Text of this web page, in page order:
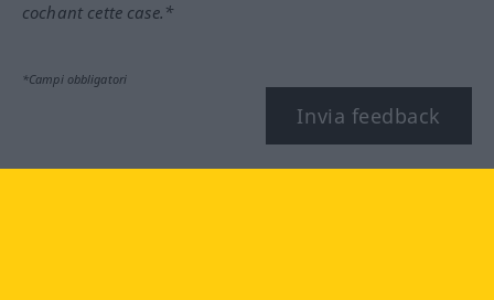
cochant cette case.*
*Campi obbligatori
Invia feedback